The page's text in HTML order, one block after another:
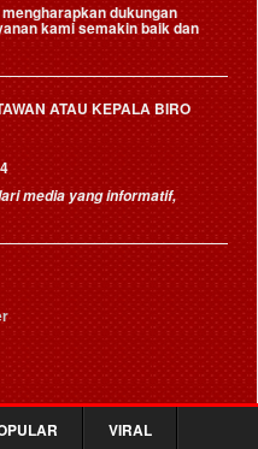
dukungan
kami semakin baik dan
ATAU KEPALA BIRO
media yang informatif,
VIRAL